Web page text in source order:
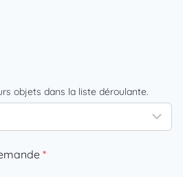
objets dans la liste déroulante.
*